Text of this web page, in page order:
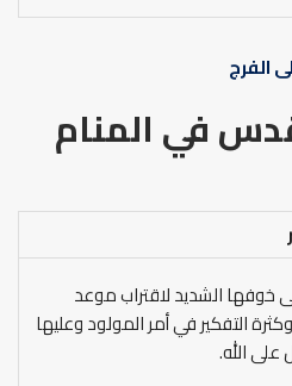
الفرج
في المنام
خوفها الشديد لاقتراب موعد
التفكير في أمر المولود وعليها
على الله.